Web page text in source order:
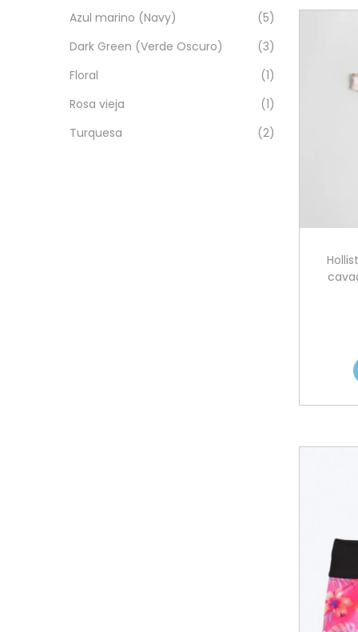
Azul marino (Navy)
(5)
Dark Green (Verde Oscuro)
(3)
Floral
(1)
Rosa vieja
(1)
Turquesa
(2)